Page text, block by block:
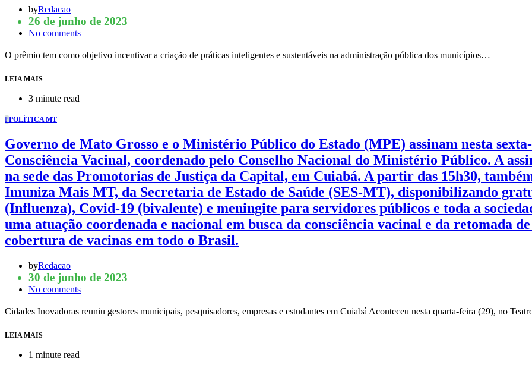
byRedacao
26 de junho de 2023
No comments
O prêmio tem como objetivo incentivar a criação de práticas inteligentes e sustentáveis na administração pública dos municípios…
LEIA MAIS
3 minute read
PPOLÍTICA MT
Governo de Mato Grosso e o Ministério Público do Estado (MPE) assinam nesta
Consciência Vacinal, coordenado pelo Conselho Nacional do Ministério Público. A
na sede das Promotorias de Justiça da Capital, em Cuiabá. A partir das 15h30,
Imuniza Mais MT, da Secretaria de Estado de Saúde (SES-MT), disponibilizando
(Influenza), Covid-19 (bivalente) e meningite para servidores públicos e toda a
uma atuação coordenada e nacional em busca da consciência vacinal e da retomada
cobertura de vacinas em todo o Brasil.
byRedacao
30 de junho de 2023
No comments
Cidades Inovadoras reuniu gestores municipais, pesquisadores, empresas e estudantes em Cuiabá Aconteceu nesta quarta-feira (29), no
LEIA MAIS
1 minute read